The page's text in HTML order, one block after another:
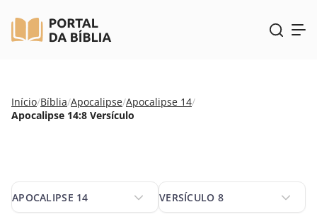
Pular
para
Início/Bíblia/Apocalipse/Apocalipse 14/
Apocalipse 14:8 Versículo
APOCALIPSE 14 VERSÍCULO 8